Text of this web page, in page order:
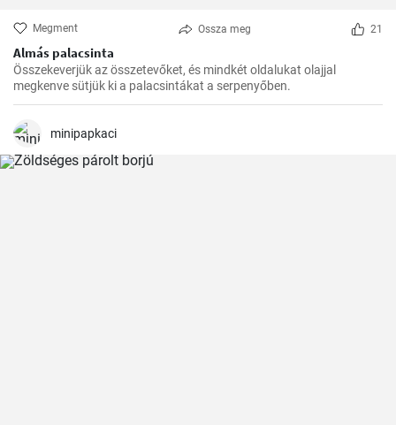
Megment Ossza meg 21
Almás palacsinta
Összekeverjük az összetevőket, és mindkét oldalukat olajjal
megkenve sütjük ki a palacsintákat a serpenyőben.
minipapkaci